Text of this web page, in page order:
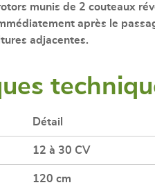
munis de 2 couteaux
après le
adjacentes.
Détail
12 à 30 CV
120 cm